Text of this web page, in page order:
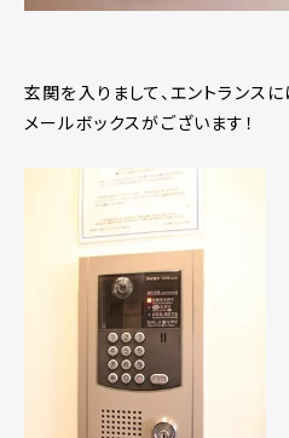
玄関を入りまして、エントランスに
メールボックスがございます！